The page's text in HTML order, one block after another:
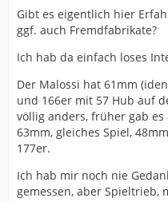
Gibt es eigentlich hier
ggf. auch Fremdfabrikate?
Ich hab da einfach loses
Der Malossi hat 61mm
und 166er mit 57 Hub auf
völlig anders, früher gab
63mm, gleiches Spiel,
177er.
Ich hab mir noch nie
gemessen, aber Spieltrieb,